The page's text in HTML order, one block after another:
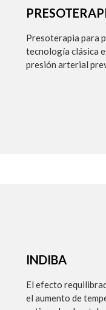
Presoterapia para
tecnología clásica
presión arterial
INDIBA
El efecto
el aumento de